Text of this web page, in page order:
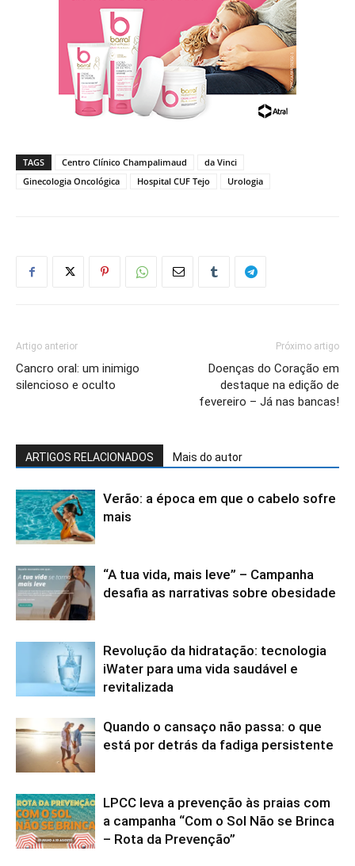
TAGS Centro Clínico Champalimaud
da Vinci
Ginecologia Oncológica
Hospital CUF Tejo Urologia
Artigo anterior
Cancro oral: um inimigo
silencioso e oculto
Próximo artigo
Doenças do Coração em
destaque na edição de
fevereiro – Já nas bancas!
ARTIGOS RELACIONADOS Mais do autor
Verão: a época em que o cabelo sofre
mais
“A tua vida, mais leve” – Campanha
desafia as narrativas sobre obesidade
Revolução da hidratação: tecnologia
iWater para uma vida saudável e
revitalizada
Quando o cansaço não passa: o que
está por detrás da fadiga persistente
LPCC leva a prevenção às praias com
a campanha “Com o Sol Não se Brinca
– Rota da Prevenção”